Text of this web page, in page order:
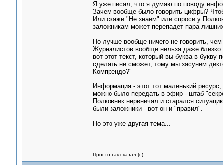
Я уже писал, что я думаю по поводу
Зачем вообще было говорить цифры?
Или скажи "Не знаем" или спроси у
заложникам может перепадет пара
Но лучше вообще ничего не говорить,
Журналистов вообще нельзя даже
вот этот текст, который вы буква в букву
сделать не сможет, тому мы засунем
Компрендо?"
Информация - этот тот маленький
можно было передать в эфир - штаб
Полковник нервничал и старался
были заложники - вот он и "правил".
Но это уже другая тема...
Просто так сказал (с)